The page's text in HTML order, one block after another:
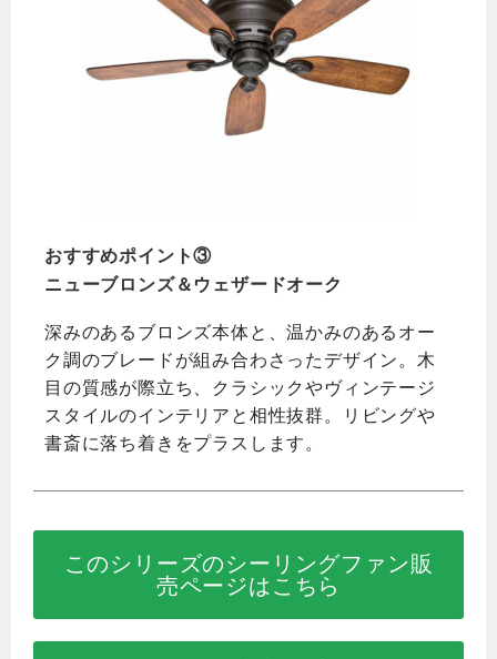
おすすめポイント③
ニューブロンズ＆ウェザードオーク
深みのあるブロンズ本体と、温かみのあるオー
ク調のブレードが組み合わさったデザイン。木
目の質感が際立ち、クラシックやヴィンテージ
スタイルのインテリアと相性抜群。リビングや
書斎に落ち着きをプラスします。
このシリーズのシーリングファン販
売ページはこちら